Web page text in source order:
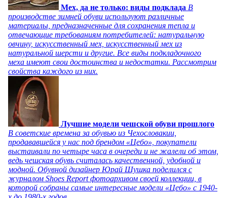
Мех, да не только: виды подклада В
производстве зимней обуви используют различные
материалы, предназначенные для сохранения тепла и
отвечающие требованиям потребителей: натуральную
овчину, искусственный мех, искусственный мех из
натуральной шерсти и другие. Все виды подкладочного
меха имеют свои достоинства и недостатки. Рассмотрим
свойства каждого из них.
Лучшие модели чешской обуви прошлого
В советские времена за обувью из Чехословакии,
продававшейся у нас под брендом «Цебо», покупатели
выстаивали по четыре часа в очереди и не жалели об этом,
ведь чешская обувь считалась качественной, удобной и
модной. Обувной дизайнер Юрай Шушка поделился с
журналом Shoes Report фотоархивом своей коллекции, в
которой собраны самые интересные модели «Цебо» с 1940-